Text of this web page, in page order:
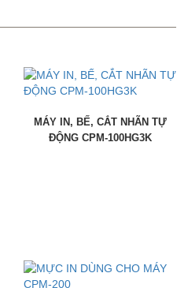
MÁY IN, BẾ, CẮT NHÃN TỰ
ĐỘNG CPM-100HG3K